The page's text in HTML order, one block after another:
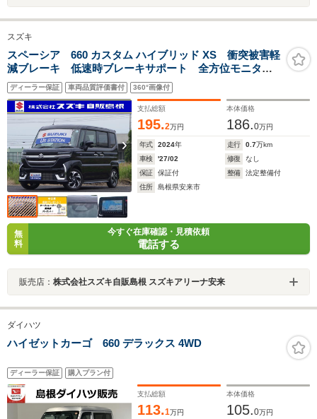
スズキ
スペーシア 660 カスタム ハイブリッド XS 衝突被害軽
減ブレーキ 低速時ブレーキサポート 全方位モニター
付ナビゲーション オートライト LEDヘッドライト
ディーラー保証 車両品質評価書付 360°画像付
支払総額
195.2万円
本体価格
186.0万円
年式 2024年 走行 0.7万km
車検
'27/02 修復
なし
保証
保証付 整備
法定整備付
住所
島根県安来市
無
料
今すぐ在庫確認・見積依頼
電話する
販売店： 株式会社スズキ自販島根 スズキアリーナ安来
ダイハツ
ハイゼットカーゴ 660 デラックス 4WD
ディーラー保証 購入プラン付
支払総額
113.1万円
本体価格
105.0万円